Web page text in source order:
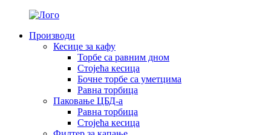
Производи
Кесице за кафу
Торбе са равним дном
Стојећа кесица
Бочне торбе са уметцима
Равна торбица
Паковање ЦБД-а
Равна торбица
Стојећа кесица